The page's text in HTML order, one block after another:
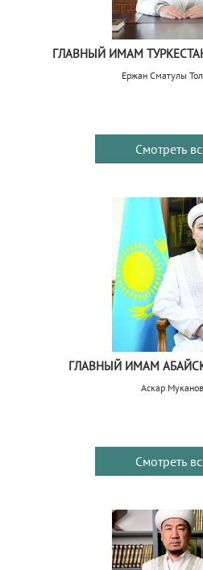
ГЛАВНЫЙ ИМАМ
Ержан Сматулы
Смотреть
ГЛАВНЫЙ ИМАМ
Аскар Муканов
Смотреть